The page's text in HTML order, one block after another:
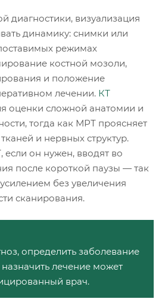
диагностики, визуализация
динамику: снимки или
режимах
костной мозоли,
и положение
лечении. КТ
оценки сложной анатомии и
тогда как МРТ проясняет
и нервных структур.
если он нужен, вводят во
после короткой паузы — так
без увеличения
сканирования.
определить заболевание
лечение может
врач.